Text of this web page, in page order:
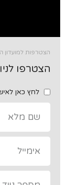
הצטרפות למועדון
הצטרפו
לחץ כאן